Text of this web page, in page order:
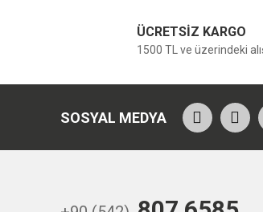
ÜCRETSİZ KARGO
1500 TL ve üzerindeki
SOSYAL MEDYA